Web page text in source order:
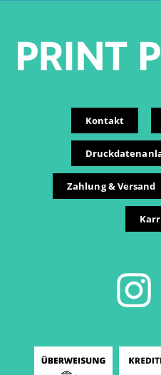
Kontakt
Zahlung & Versand